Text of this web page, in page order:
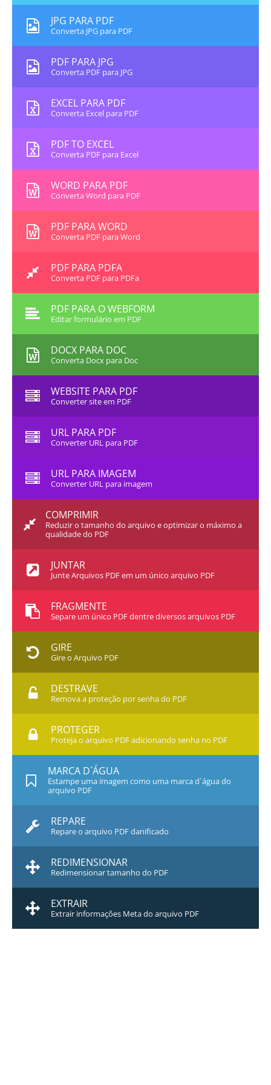
JPG PARA PDF
Converta JPG para PDF
PDF PARA JPG
Converta PDF para JPG
EXCEL PARA PDF
Converta Excel para PDF
PDF TO EXCEL
Converta PDF para Excel
WORD PARA PDF
Converta Word para PDF
PDF PARA WORD
Converta PDF para Word
PDF PARA PDFA
Converta PDF para PDFa
PDF PARA O WEBFORM
Editar formulário em PDF
DOCX PARA DOC
Converta Docx para Doc
WEBSITE PARA PDF
Converter site em PDF
URL PARA PDF
Converter URL para PDF
URL PARA IMAGEM
Converter URL para imagem
COMPRIMIR
Reduzir o tamanho do arquivo e optimizar o máximo a
qualidade do PDF
JUNTAR
Junte Arquivos PDF em um único arquivo PDF
FRAGMENTE
Separe um único PDF dentre diversos arquivos PDF
GIRE
Gire o Arquivo PDF
DESTRAVE
Remova a proteção por senha do PDF
PROTEGER
Proteja o arquivo PDF adicionando senha no PDF
MARCA D`ÁGUA
Estampe uma imagem como uma marca d`água do
arquivo PDF
REPARE
Repare o arquivo PDF danificado
REDIMENSIONAR
Redimensionar tamanho do PDF
EXTRAIR
Extrair informações Meta do arquivo PDF